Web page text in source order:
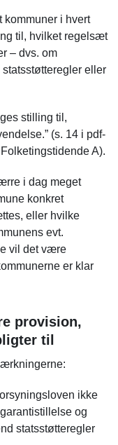
kommuner i hvert
til, hvilket regelsæt
– dvs. om
eller
stilling til,
(s. 14 i pdf-
A).
i dag meget
konkret
eller hvilke
evt.
vil det være
er klar
provision,
til
ikke
og
statsstøtteregler